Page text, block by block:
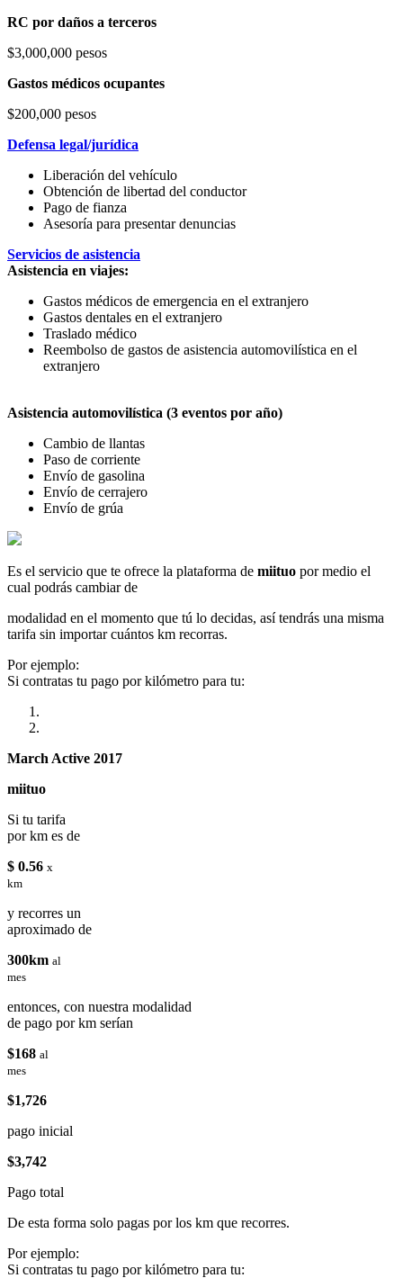
RC por daños a terceros
$3,000,000 pesos
Gastos médicos ocupantes
$200,000 pesos
Defensa legal/jurídica
Liberación del vehículo
Obtención de libertad del conductor
Pago de fianza
Asesoría para presentar denuncias
Servicios de asistencia
Asistencia en viajes:
Gastos médicos de emergencia en el extranjero
Gastos dentales en el extranjero
Traslado médico
Reembolso de gastos de asistencia automovilística en el
extranjero
Asistencia automovilística (3 eventos por año)
Cambio de llantas
Paso de corriente
Envío de gasolina
Envío de cerrajero
Envío de grúa
Es el servicio que te ofrece la plataforma de miituo por medio el
cual podrás cambiar de
modalidad en el momento que tú lo decidas, así tendrás una misma
tarifa sin importar cuántos km recorras.
Por ejemplo:
Si contratas tu pago por kilómetro para tu:
March Active 2017
miituo
Si tu tarifa
por km es de
$ 0.56 x
km
y recorres un
aproximado de
300km al
mes
entonces, con nuestra modalidad
de pago por km serían
$168 al
mes
$1,726
pago inicial
$3,742
Pago total
De esta forma solo pagas por los km que recorres.
Por ejemplo:
Si contratas tu pago por kilómetro para tu: